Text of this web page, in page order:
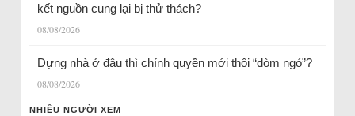
kết nguồn cung lại bị thử thách?
08/08/2026
Dựng nhà ở đâu thì chính quyền mới thôi “dòm ngó”?
08/08/2026
NHIỀU NGƯỜI XEM